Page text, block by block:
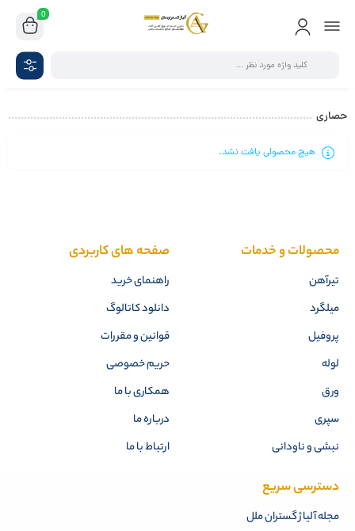
0
حصاری
هیچ محصولی یافت نشد.
محصولات و خدمات
تیرآهن
میلگرد
پروفیل
لوله
ورق
سپری
نبشی و ناودانی
صفحه های کاربردی
راهنمای خرید
دانلود کاتالوگ
قوانین و مقررات
حریم خصوصی
همکاری با ما
درباره ما
ارتباط با ما
دسترسی سریع
مجله آلیاژ گستران ملل